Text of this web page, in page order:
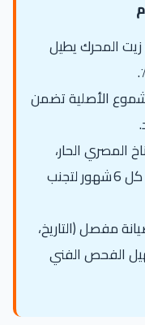
زيت المحرك يطيل
الأصلية تضمن
المصري الحار،
بطاريات الـ 12 فولت تحتاج فحصًا كل 6 شهور لتجنب
مفصل (التاريخ،
الفحص الفني